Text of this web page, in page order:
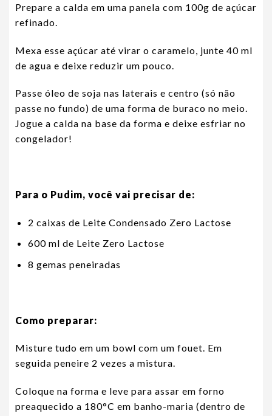
Prepare a calda em uma panela com 100g de açúcar
refinado.
Mexa esse açúcar até virar o caramelo, junte 40 ml
de agua e deixe reduzir um pouco.
Passe óleo de soja nas laterais e centro (só não
passe no fundo) de uma forma de buraco no meio.
Jogue a calda na base da forma e deixe esfriar no
congelador!
Para o Pudim, você vai precisar de:
2 caixas de Leite Condensado Zero Lactose
600 ml de Leite Zero Lactose
8 gemas peneiradas
Como preparar:
Misture tudo em um bowl com um fouet. Em
seguida peneire 2 vezes a mistura.
Coloque na forma e leve para assar em forno
preaquecido a 180°C em banho-maria (dentro de